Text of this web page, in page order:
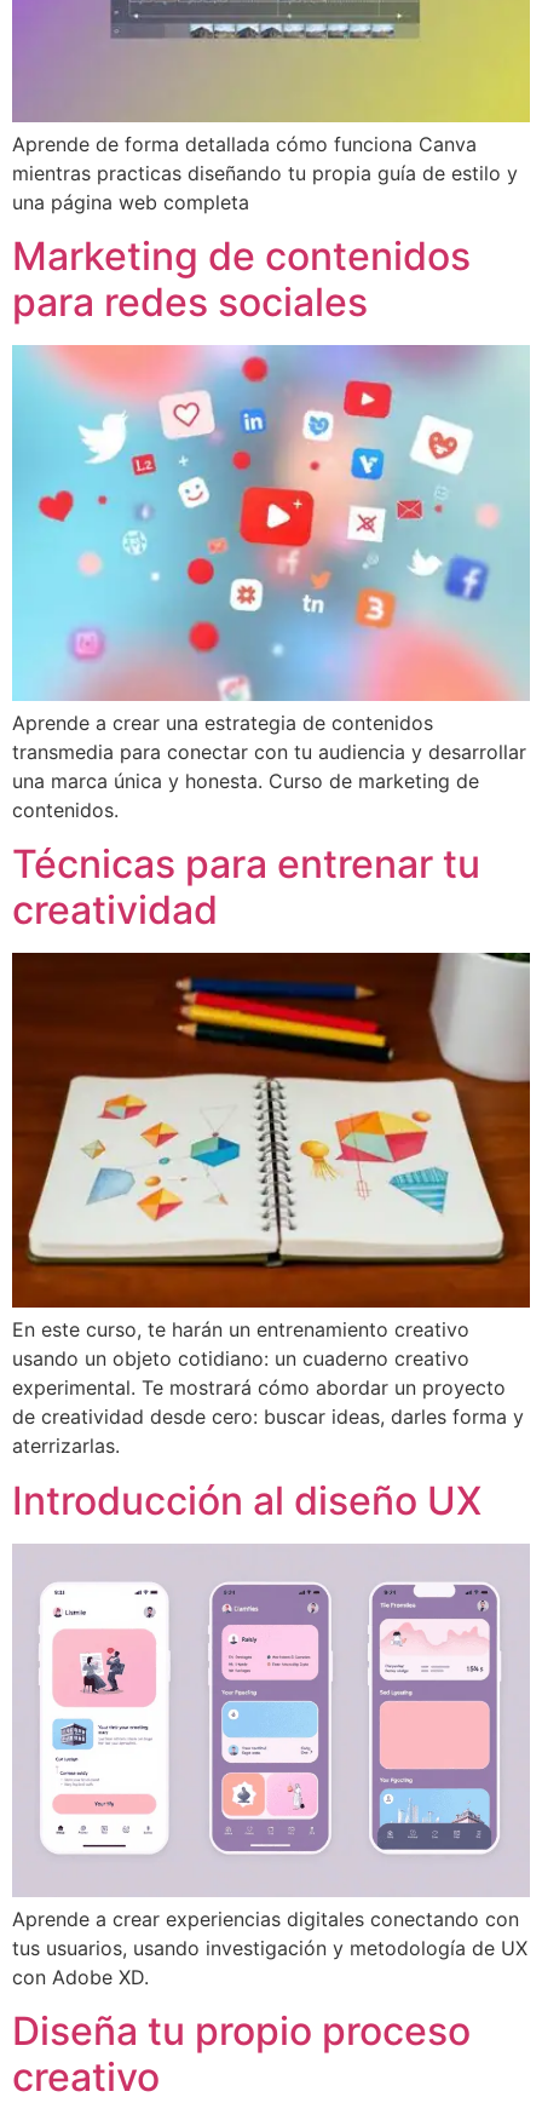
Aprende de forma detallada cómo funciona Canva
mientras practicas diseñando tu propia guía de estilo y
una página web completa
Marketing de contenidos
para redes sociales
Aprende a crear una estrategia de contenidos
transmedia para conectar con tu audiencia y desarrollar
una marca única y honesta. Curso de marketing de
contenidos.
Técnicas para entrenar tu
creatividad
En este curso, te harán un entrenamiento creativo
usando un objeto cotidiano: un cuaderno creativo
experimental. Te mostrará cómo abordar un proyecto
de creatividad desde cero: buscar ideas, darles forma y
aterrizarlas.
Introducción al diseño UX
Aprende a crear experiencias digitales conectando con
tus usuarios, usando investigación y metodología de UX
con Adobe XD.
Diseña tu propio proceso
creativo